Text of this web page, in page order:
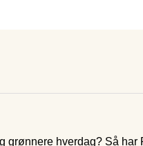
grønnere hverdag? Så har